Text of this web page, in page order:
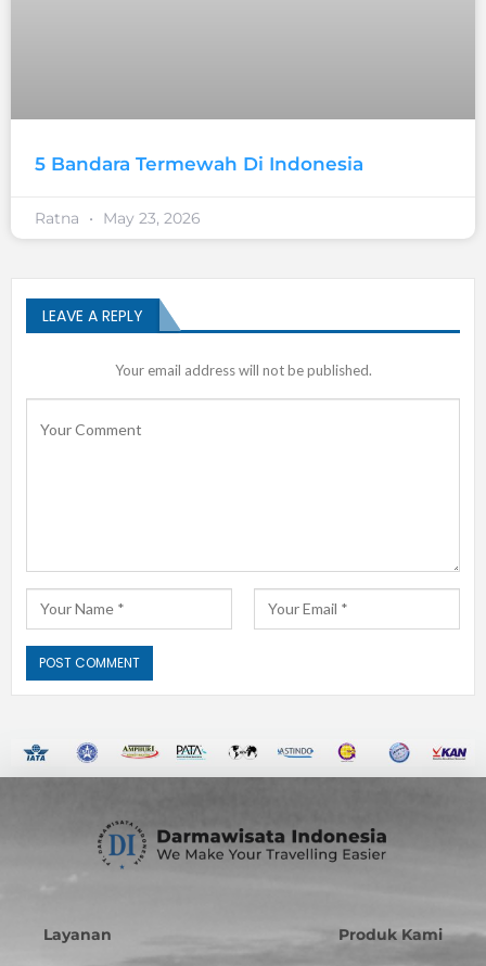
5 Bandara Termewah Di Indonesia
Ratna May 23, 2026
LEAVE A REPLY
Your email address will not be published.
Layanan Produk Kami